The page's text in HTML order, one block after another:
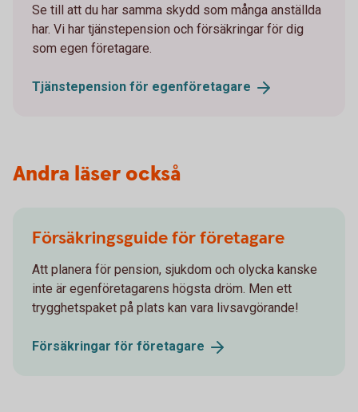
Se till att du har samma skydd som många anställda
har. Vi har tjänstepension och försäkringar för dig
som egen företagare.
Tjänstepension för egenföretagare
Andra läser också
Försäkringsguide för företagare
Att planera för pension, sjukdom och olycka kanske
inte är egenföretagarens högsta dröm. Men ett
trygghetspaket på plats kan vara livsavgörande!
Försäkringar för företagare